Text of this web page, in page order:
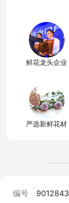
鲜花龙头企业
严选新鲜花材
编号
9012843